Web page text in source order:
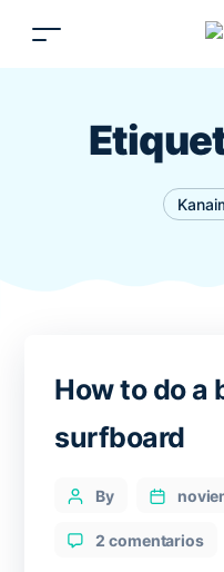
How to do a
surfboard
Categories
PostBy
2 comentarios